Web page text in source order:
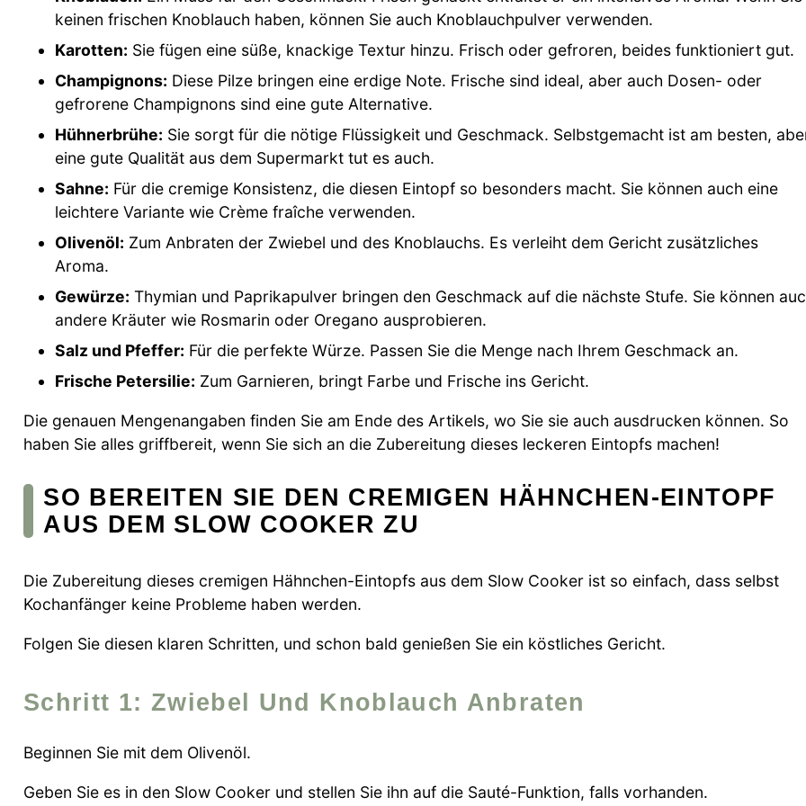
keinen frischen Knoblauch haben, können Sie auch Knoblauchpulver verwenden.
Karotten: Sie fügen eine süße, knackige Textur hinzu. Frisch oder gefroren, beides funktioniert gut.
Champignons: Diese Pilze bringen eine erdige Note. Frische sind ideal, aber auch Dosen- oder
gefrorene Champignons sind eine gute Alternative.
Hühnerbrühe: Sie sorgt für die nötige Flüssigkeit und Geschmack. Selbstgemacht ist am besten,
eine gute Qualität aus dem Supermarkt tut es auch.
Sahne: Für die cremige Konsistenz, die diesen Eintopf so besonders macht. Sie können auch eine
leichtere Variante wie Crème fraîche verwenden.
Olivenöl: Zum Anbraten der Zwiebel und des Knoblauchs. Es verleiht dem Gericht zusätzliches
Aroma.
Gewürze: Thymian und Paprikapulver bringen den Geschmack auf die nächste Stufe. Sie können
andere Kräuter wie Rosmarin oder Oregano ausprobieren.
Salz und Pfeffer: Für die perfekte Würze. Passen Sie die Menge nach Ihrem Geschmack an.
Frische Petersilie: Zum Garnieren, bringt Farbe und Frische ins Gericht.
Die genauen Mengenangaben finden Sie am Ende des Artikels, wo Sie sie auch ausdrucken können. So
haben Sie alles griffbereit, wenn Sie sich an die Zubereitung dieses leckeren Eintopfs machen!
SO BEREITEN SIE DEN CREMIGEN HÄHNCHEN-EINTOPF
AUS DEM SLOW COOKER ZU
Die Zubereitung dieses cremigen Hähnchen-Eintopfs aus dem Slow Cooker ist so einfach, dass selbst
Kochanfänger keine Probleme haben werden.
Folgen Sie diesen klaren Schritten, und schon bald genießen Sie ein köstliches Gericht.
Schritt 1: Zwiebel Und Knoblauch Anbraten
Beginnen Sie mit dem Olivenöl.
Geben Sie es in den Slow Cooker und stellen Sie ihn auf die Sauté-Funktion, falls vorhanden.